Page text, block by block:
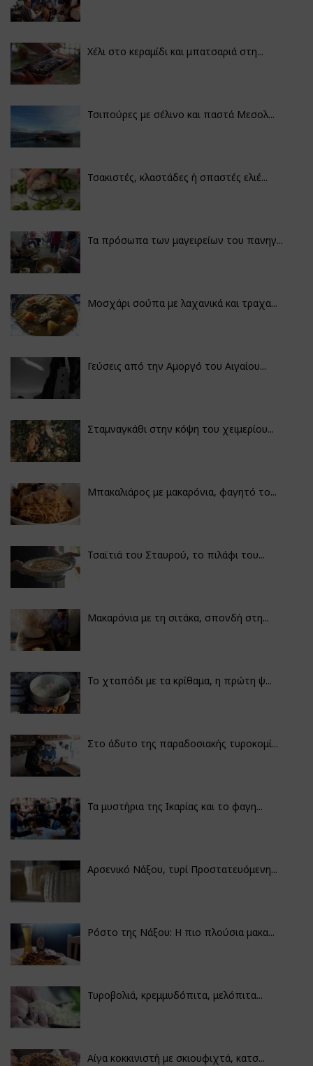
Χέλι στο κεραμίδι και μπατσαριά στη...
Τσιπούρες με σέλινο και παστά Μεσολ...
Τσακιστές, κλαστάδες ή σπαστές ελιέ...
Τα πρόσωπα των μαγειρείων του πανηγ...
Μοσχάρι σούπα με λαχανικά και τραχα...
Γεύσεις από την Αμοργό του Αιγαίου...
Σταμναγκάθι στην κόψη του χειμερίου...
Μπακαλιάρος με μακαρόνια, φαγητό το...
Τσαϊτιά του Σταυρού, το πιλάφι του...
Μακαρόνια με τη σιτάκα, σπονδή στη...
Το χταπόδι με τα κρίθαμα, η πρώτη ψ...
Στο άδυτο της παραδοσιακής τυροκομί...
Τα μυστήρια της Ικαρίας και το φαγη...
Αρσενικό Νάξου, τυρί Προστατευόμενη...
Ρόστο της Νάξου: Η πιο πλούσια μακα...
Τυροβολιά, κρεμμυδόπιτα, μελόπιτα...
Αίγα κοκκινιστή με σκιουφιχτά, κατσ...